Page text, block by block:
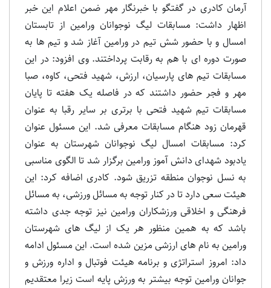
آرمان کادری در گفتگو با خبرنگار مهر ضمن اعلام این خبر
اظهار داشت: مسابقات لیگ نوجوانان ورامین از تابستان
امسال و با حضور شش تیم در ورامین آغاز شد و تیم ها به
صورت دوره ای با هم به رقابت پرداختند. وی افزود: در این
مسابقات تیم های پارسیان، ارزش، شهید فتحی، کاوه، صبا
مهر و فجر حضور داشتند که در فاصله یک هفته تا پایان
مسابقات تیم شهید فتحی با برتری بر سایر رقبا به عنوان
قهرمان زود هنگام مسابقات معرفی شد. این مسئول عنوان
کرد: مسابقات امسال لیگ نوجوانان شهرستان به عنوان
یادبود شهدای دانش آموز ورامین برگزار شد تا الگوی مناسبی
به نسل نوجوان منطقه تزریق شود. کادری اضافه کرد: این
هیئت سعی دارد تا در کنار توجه به مسائل ورزشی، به مسائل
فرهنگی و اخلاقی ورزشکاران ورامین نیز توجه جدی داشته
باشد که به همین منظور هر یک از لیگ های شهرستان
ورامین به نام های ارزشی مزین شده است. این مسئول ادامه
داد: امروز استراتژی و برنامه هیئت فوتبال و اداره ورزش و
جوانان ورامین توجه بیشتر به ورزش پایه است زیرا معتقدیم